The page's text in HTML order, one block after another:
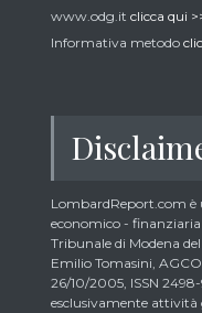
www.odg.it clicca qui
Informativa metodo
LombardReport.com
economico -
Tribunale di Modena
Emilio Tomasini,
26/10/2005, ISSN
esclusivamente